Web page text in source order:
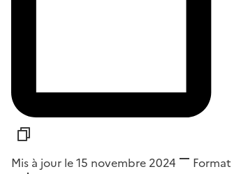
Mis à jour le 15 novembre 2024 Format